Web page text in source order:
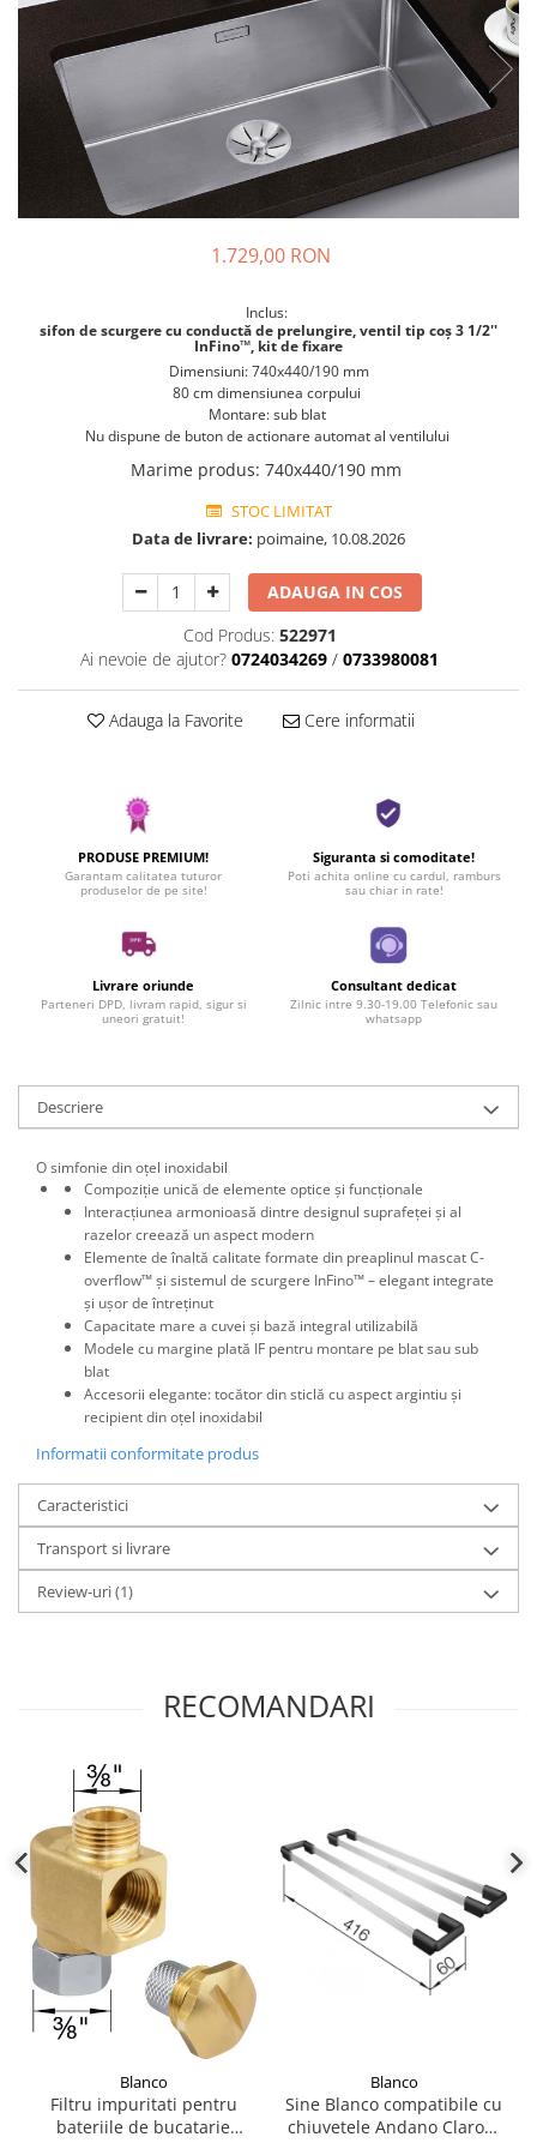
chiuvete
Accesorii chiuvete bucatarie
Gratar protectie chiuveta
Scurgator farfurii
Suporti burete
Tocatoare lemn si sticla
Sisteme de scurgere si cleme
Rasnite de cafea
Roboti de bucatarie
Spumarea laptelui
Combine frigorifice
Espressoare cafea
Aparate de gatit-aragazuri
Masina de spalat vase
Accesorii
Seturi Electrocasnice
Termostate si senzori Livolo
Sonerii electrice
Construieste singur
Module
Panouri si rame
1.729,00 RON
Inclus:
sifon de scurgere cu conductă de prelungire, ventil tip coș 3 1/2''
InFino™, kit de fixare
Dimensiuni: 740x440/190 mm
80 cm dimensiunea corpului
Montare: sub blat
Nu dispune de buton de actionare automat al ventilului
Marime produs: 740x440/190 mm
STOC LIMITAT
Data de livrare: poimaine, 10.08.2026
ADAUGA IN COS
Cod Produs: 522971
Ai nevoie de ajutor? 0724034269 / 0733980081
Adauga la Favorite Cere informatii
PRODUSE PREMIUM!
Garantam calitatea tuturor
produselor de pe site!
Siguranta si comoditate!
Poti achita online cu cardul, ramburs
sau chiar in rate!
Livrare oriunde
Parteneri DPD, livram rapid, sigur si
uneori gratuit!
Consultant dedicat
Zilnic intre 9.30-19.00 Telefonic sau
whatsapp
Descriere
O simfonie din oțel inoxidabil
Compoziție unică de elemente optice și funcționale
Interacțiunea armonioasă dintre designul suprafeței și al
razelor creează un aspect modern
Elemente de înaltă calitate formate din preaplinul mascat C-
overflow™ și sistemul de scurgere InFino™ – elegant integrate
și ușor de întreținut
Capacitate mare a cuvei și bază integral utilizabilă
Modele cu margine plată IF pentru montare pe blat sau sub
blat
Accesorii elegante: tocător din sticlă cu aspect argintiu și
recipient din oţel inoxidabil
Informatii conformitate produs
Caracteristici
Transport si livrare
Review-uri(1)
RECOMANDARI
Blanco
Filtru impuritati pentru
bateriile de bucatarie
Blanco
Sine Blanco compatibile cu
chiuvetele Andano Claron,